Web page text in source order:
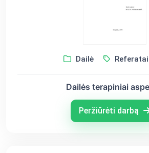
Dailė Referatai
Dailės terapiniai
Peržiūrėti darbą